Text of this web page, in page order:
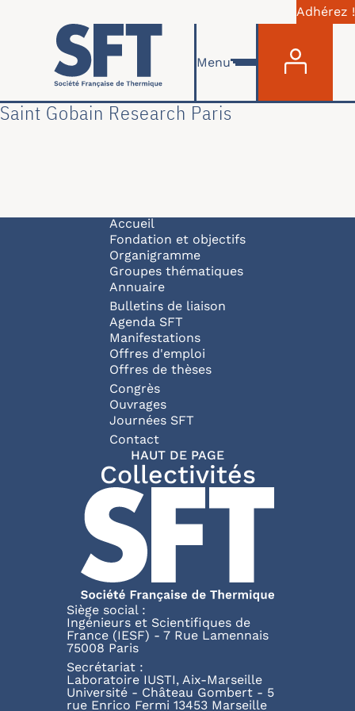
Aller au contenu principal
Adhérez !
Menu
Saint Gobain Research Paris
Navigation principale
Accueil
Fondation et objectifs
Organigramme
Groupes thématiques
Annuaire
Bulletins de liaison
Agenda SFT
Manifestations
Offres d'emploi
Offres de thèses
Congrès
Ouvrages
Journées SFT
Pied de page
Contact
HAUT DE PAGE
Collectivités
Siège social :
Ingénieurs et Scientifiques de
France (IESF) - 7 Rue Lamennais
75008 Paris
Secrétariat :
Laboratoire IUSTI, Aix-Marseille
Université - Château Gombert - 5
rue Enrico Fermi 13453 Marseille